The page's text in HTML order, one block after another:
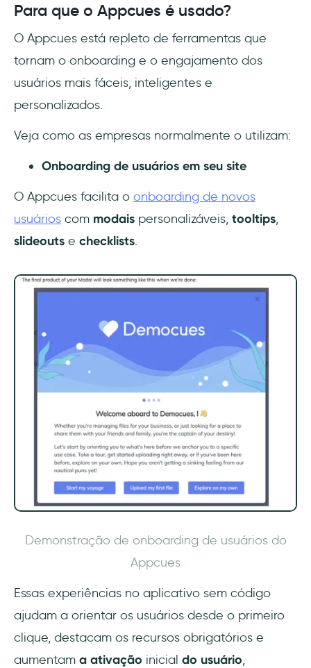
Para que o Appcues é usado?
O Appcues está repleto de ferramentas que
tornam o onboarding e o engajamento dos
usuários mais fáceis, inteligentes e
personalizados.
Veja como as empresas normalmente o utilizam:
Onboarding de usuários em seu site
O Appcues facilita o onboarding de novos
usuários com modais personalizáveis, tooltips,
slideouts e checklists.
Demonstração de onboarding de usuários do
Appcues
Essas experiências no aplicativo sem código
ajudam a orientar os usuários desde o primeiro
clique, destacam os recursos obrigatórios e
aumentam a ativação inicial do usuário,